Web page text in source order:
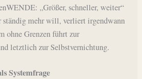
„Größer, schneller, weiter“
mehr will, verliert irgendwann
ohne Grenzen führt zur
letztlich zur Selbstvernichtung.
Systemfrage